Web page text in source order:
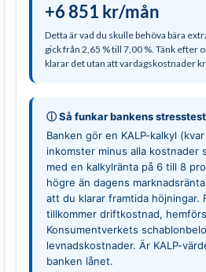
+6 851 kr/mån
Detta är vad du skulle behöva bära
gick från 2,65 %till 7,00 %. Tänk efter
klarar det utan att vardagskostnader
ⓘ Så funkar bankens stresstest
Banken gör en KALP-kalkyl
inkomster minus alla kostnader
med en kalkylränta på 6 till 8
högre än dagens
att du klarar framtida höjningar.
tillkommer driftkostnad,
Konsumentverkets
levnadskostnader. Är KALP-
banken lånet.